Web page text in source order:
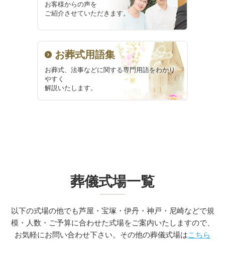
お客様からの声を
ご紹介させていただきます。
お葬式用語集
お葬式、法事などに関する専門用語をわかり
やすく
解説いたします。
葬儀式場一覧
以下の式場の他でも芦屋・宝塚・伊丹・神戸・尼崎などで規
模・人数・ご予算に合わせた式場をご案内いたしますので、
お気軽にお問い合わせ下さい。その他の葬儀式場はこちら